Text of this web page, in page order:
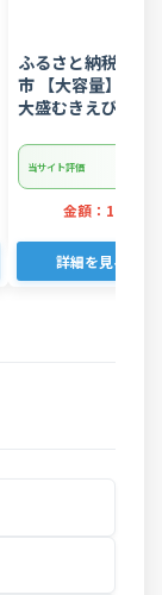
ふるさと納税 西尾
市 【大容量】特大
大盛むきえび
当サイト評価
金額：12,000
詳細を見る